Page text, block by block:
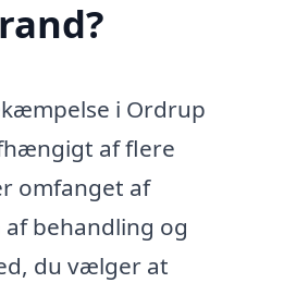
i Ordrup
af flere
omfanget af
behandling og
du vælger at